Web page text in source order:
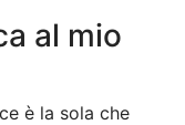
al mio
è la sola che